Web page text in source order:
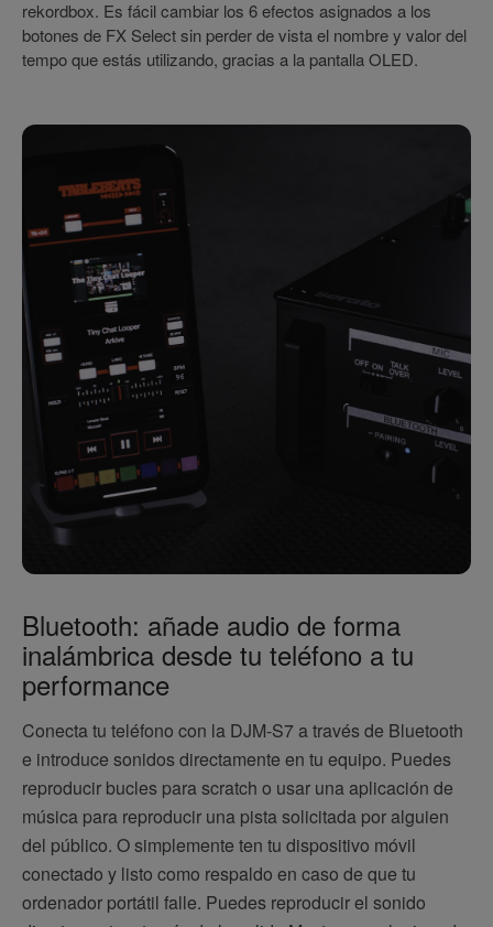
rekordbox. Es fácil cambiar los 6 efectos asignados a los
botones de FX Select sin perder de vista el nombre y valor del
tempo que estás utilizando, gracias a la pantalla OLED.
Bluetooth: añade audio de forma
inalámbrica desde tu teléfono a tu
performance
Conecta tu teléfono con la DJM-S7 a través de Bluetooth
e introduce sonidos directamente en tu equipo. Puedes
reproducir bucles para scratch o usar una aplicación de
música para reproducir una pista solicitada por alguien
del público. O simplemente ten tu dispositivo móvil
conectado y listo como respaldo en caso de que tu
ordenador portátil falle. Puedes reproducir el sonido